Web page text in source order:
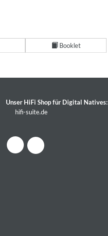
Booklet
Unser HiFi Shop für Digital Natives:
hifi-suite.de